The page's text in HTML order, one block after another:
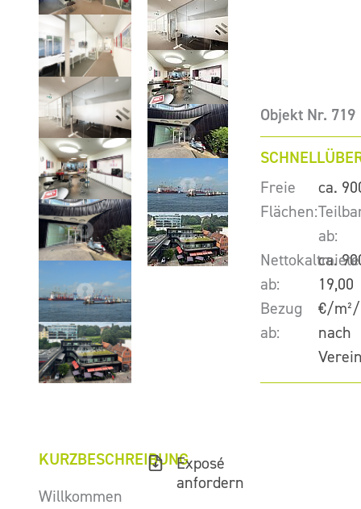
Objekt Nr. 719
Freie
Flächen:
ca.
ab:
ca.
Nettokaltmiete
ab:
19,00
€/
Bezug
ab:
nach
KURZBESCHREIBUNG
Willkommen
Exposé
anfordern